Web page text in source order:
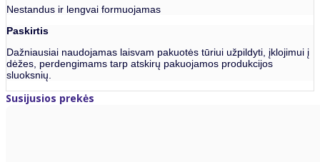
Nestandus ir lengvai formuojamas
Paskirtis
Dažniausiai naudojamas laisvam pakuotės tūriui užpildyti, įklojimui į
dėžes, perdengimams tarp atskirų pakuojamos produkcijos
sluoksnių.
Susijusios prekės